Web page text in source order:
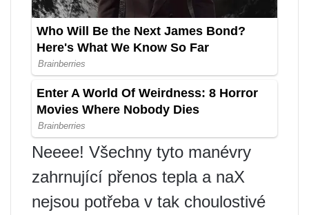
Neeee! Všechny tyto manévry
zahrnující přenos tepla a naX
nejsou potřeba v tak choulostivé